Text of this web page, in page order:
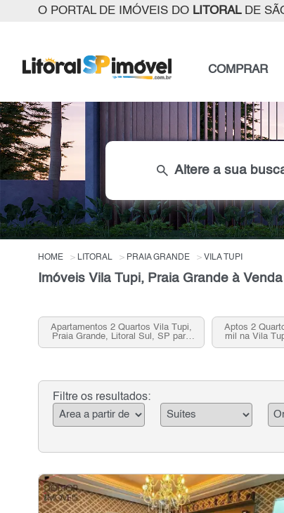
O PORTAL DE IMÓVEIS DO LITORALDE
COMPRAR
search Altere a sua
HOME LITORAL PRAIA GRANDE VILA TUPI
Imóveis Vila Tupi, Praia Grande à
Apartamentos 2 Quartos Vila Tupi,
Praia Grande, Litoral Sul, SP para
venda
Aptos 2
mil na Vila
Filtre os resultados: